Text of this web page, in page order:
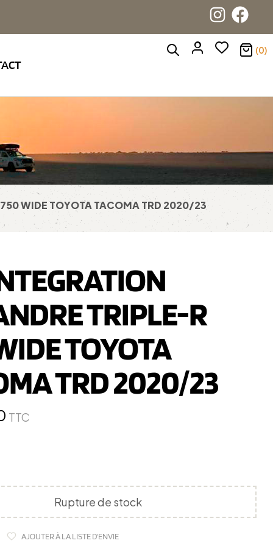
(0)
WIDE TOYOTA TACOMA TRD 2020/23
TRIPLE-R
TOYOTA
TRD 2020/23
TTC
Rupture de stock
AJOUTER À LA LISTE D'ENVIE